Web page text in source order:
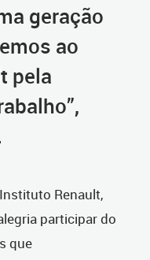
geração
ao
pela
Renault,
participar do
que